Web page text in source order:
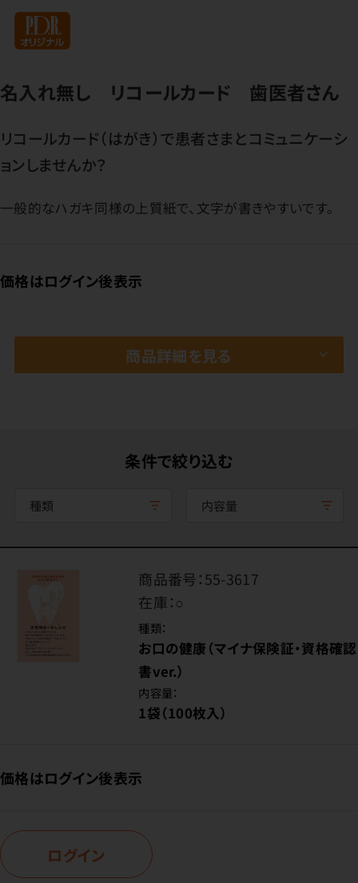
名入れ無し リコールカード 歯医者さん
リコールカード（はがき）で患者さまとコミュニケーシ
ョンしませんか？
一般的なハガキ同様の上質紙で、文字が書きやすいです。
価格はログイン後表示
商品詳細を見る
条件で絞り込む
種類 内容量
商品番号：55-3617
在庫：○
種類：
お口の健康（マイナ保険証・資格確認
書ver.）
内容量：
1袋（100枚入）
価格はログイン後表示
ログイン